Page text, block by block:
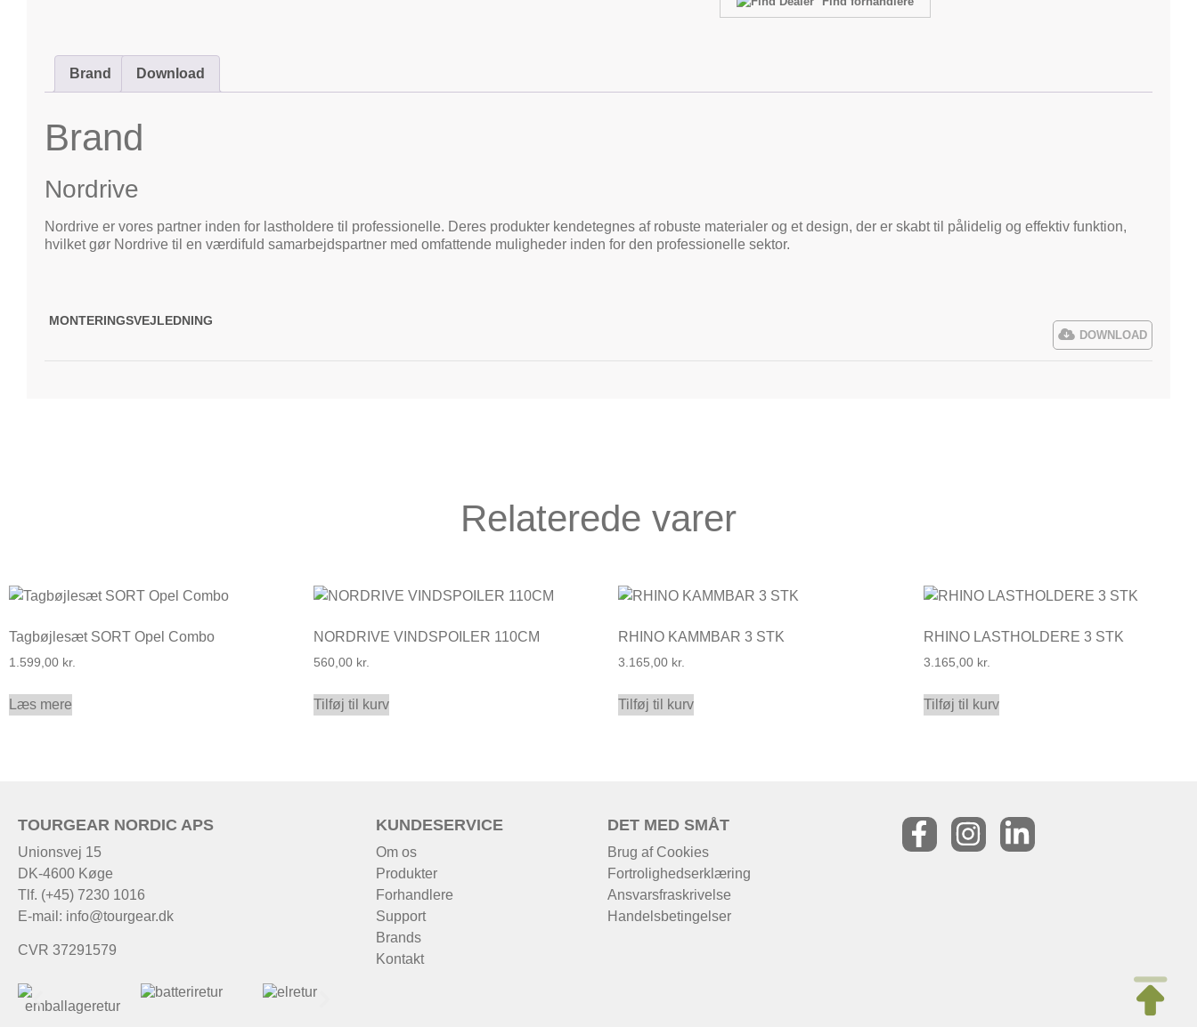
Brand Download
Brand
Nordrive
Nordrive er vores partner inden for lastholdere til professionelle. Deres produkter kendetegnes af robuste materialer og et design, der er skabt til pålidelig og effektiv funktion,
hvilket gør Nordrive til en værdifuld samarbejdspartner med omfattende muligheder inden for den professionelle sektor.
MONTERINGSVEJLEDNING
DOWNLOAD
Relaterede varer
Tagbøjlesæt SORT Opel Combo
1.599,00 kr.
Læs mere
NORDRIVE VINDSPOILER 110CM
560,00 kr.
Tilføj til kurv
RHINO KAMMBAR 3 STK
3.165,00 kr.
Tilføj til kurv
RHINO LASTHOLDERE 3 STK
3.165,00 kr.
Tilføj til kurv
TOURGEAR NORDIC APS
Unionsvej 15
DK-4600 Køge
Tlf. (+45) 7230 1016
E-mail: info@tourgear.dk
CVR 37291579
KUNDESERVICE
Om os
Produkter
Forhandlere
Support
Brands
Kontakt
DET MED SMÅT
Brug af Cookies
Fortrolighedserklæring
Ansvarsfraskrivelse
Handelsbetingelser